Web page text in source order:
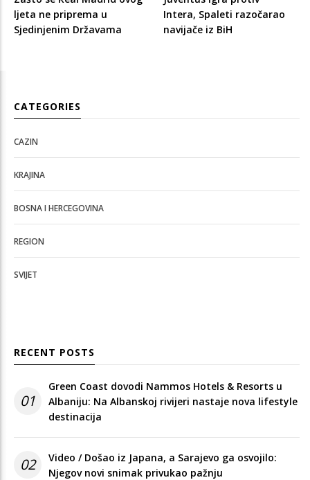
ljeta ne priprema u
Sjedinjenim Državama
Intera, Spaleti razočarao
navijače iz BiH
CATEGORIES
CAZIN
KRAJINA
BOSNA I HERCEGOVINA
REGION
SVIJET
RECENT POSTS
01
Green Coast dovodi Nammos Hotels & Resorts u
Albaniju: Na Albanskoj rivijeri nastaje nova lifestyle
destinacija
02
Video / Došao iz Japana, a Sarajevo ga osvojilo:
Njegov novi snimak privukao pažnju